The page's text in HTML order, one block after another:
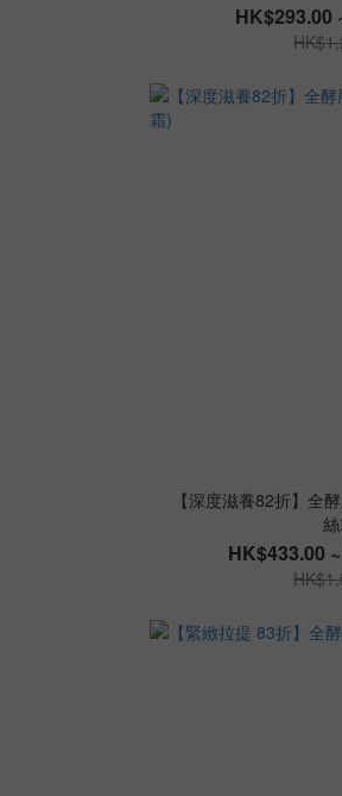
HK$293.00
【深度滋養82折】全
HK$433.00